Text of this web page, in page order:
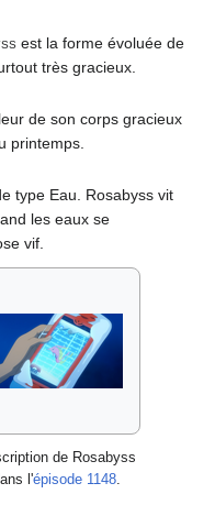
est la forme évoluée de
très gracieux.
de son corps gracieux
printemps.
type Eau. Rosabyss vit
les eaux se
vif.
de Rosabyss
l'épisode 1148.